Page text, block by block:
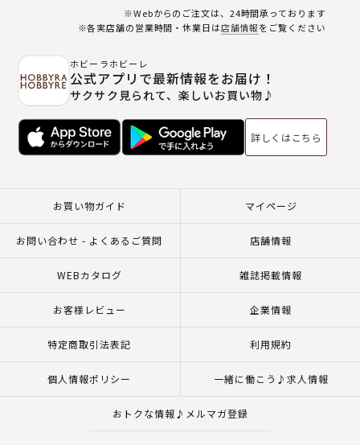
※Webからのご注文は、24時間承っております
※各実店舗の営業時間・休業日は店舗情報をご覧ください
ホビーラホビーレ
公式アプリで最新情報をお届け！
サクサク見られて、楽しいお買い物♪
詳しくはこちら
お買い物ガイド マイページ
お問い合わせ - よくあるご質問 店舗情報
WEBカタログ 雑誌掲載情報
お客様レビュー 企業情報
特定商取引法表記 利用規約
個人情報ポリシー 一緒に働こう♪求人情報
おトクな情報♪メルマガ登録